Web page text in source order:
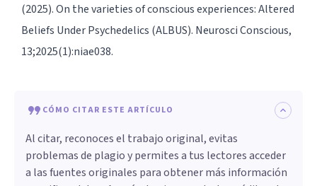
(2025). On the varieties of conscious experiences: Altered
Beliefs Under Psychedelics (ALBUS). Neurosci Conscious,
13;2025(1):niae038.
CÓMO CITAR ESTE ARTÍCULO
Al citar, reconoces el trabajo original, evitas
problemas de plagio y permites a tus lectores acceder
a las fuentes originales para obtener más información